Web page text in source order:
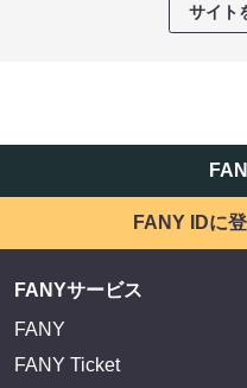
サイト
FANY IDに
FANYサービス
FANY
FANY Ticket